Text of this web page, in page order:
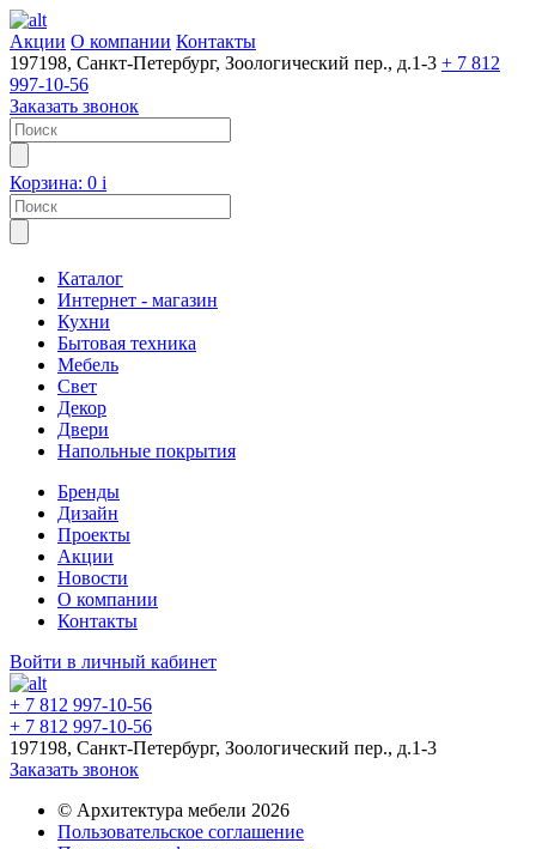
Акции О компании Контакты
197198, Санкт-Петербург, Зоологический пер., д.1-3 + 7 812
997-10-56
Заказать звонок
Корзина: 0 i
Каталог
Интернет - магазин
Кухни
Бытовая техника
Мебель
Свет
Декор
Двери
Напольные покрытия
Бренды
Дизайн
Проекты
Акции
Новости
О компании
Контакты
Войти в личный кабинет
+ 7 812 997-10-56
+ 7 812 997-10-56
197198, Санкт-Петербург, Зоологический пер., д.1-3
Заказать звонок
© Архитектура мебели 2026
Пользовательское соглашение